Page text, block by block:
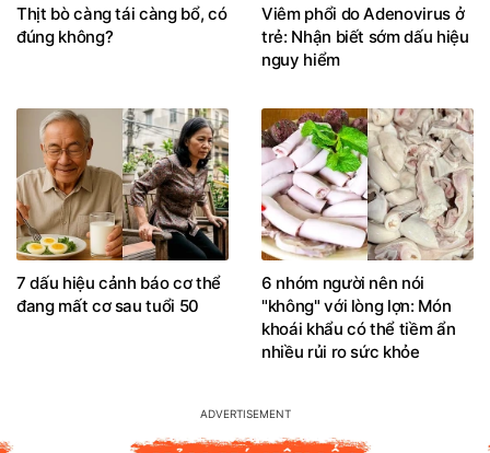
Thịt bò càng tái càng bổ, có
đúng không?
Viêm phổi do Adenovirus ở
trẻ: Nhận biết sớm dấu hiệu
nguy hiểm
7 dấu hiệu cảnh báo cơ thể
đang mất cơ sau tuổi 50
6 nhóm người nên nói
"không" với lòng lợn: Món
khoái khẩu có thể tiềm ẩn
nhiều rủi ro sức khỏe